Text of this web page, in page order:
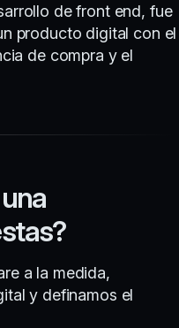
de front end, fue
producto digital con el
de compra y el
a la medida,
y definamos el